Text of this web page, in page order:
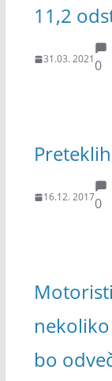
11,2
31.03. 20210
16.12. 20170
bo